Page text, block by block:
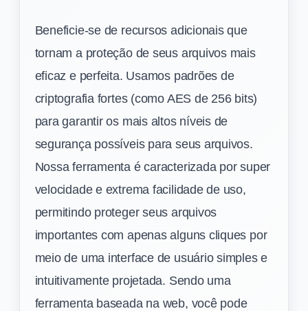
Beneficie-se de recursos adicionais que
tornam a proteção de seus arquivos mais
eficaz e perfeita. Usamos padrões de
criptografia fortes (como AES de 256 bits)
para garantir os mais altos níveis de
segurança possíveis para seus arquivos.
Nossa ferramenta é caracterizada por super
velocidade e extrema facilidade de uso,
permitindo proteger seus arquivos
importantes com apenas alguns cliques por
meio de uma interface de usuário simples e
intuitivamente projetada. Sendo uma
ferramenta baseada na web, você pode